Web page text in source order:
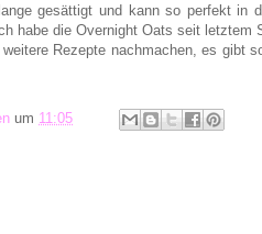
gesättigt und kann so perfekt in
habe die Overnight Oats seit
Rezepte nachmachen, es gibt
um 11:05